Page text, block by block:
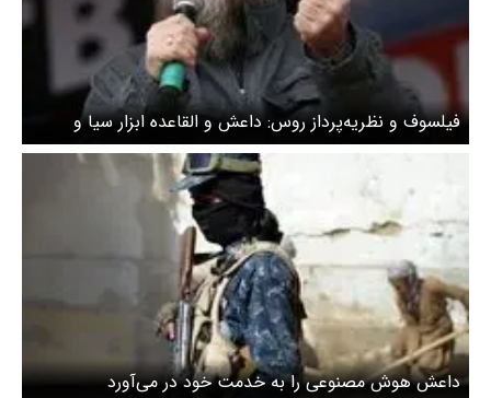
فیلسوف و نظریه‌پرداز روس: داعش و القاعده ابزار سیا و
موساد هستند
داعش هوش مصنوعی را به خدمت خود در می‌آورد